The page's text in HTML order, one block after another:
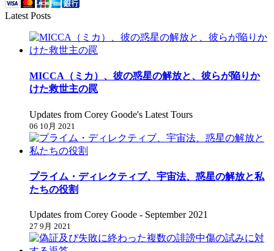
Latest Posts
MICCA（ミカ）、彼の惑星の解放と、彼らが陥りか
けた救世主の罠
Updates from Corey Goode's Latest Tours
06 10月 2021
プライム・ディレクティブ、宇宙法、惑星の解放と私
たちの役割
Updates from Corey Goode - September 2021
27 9月 2021